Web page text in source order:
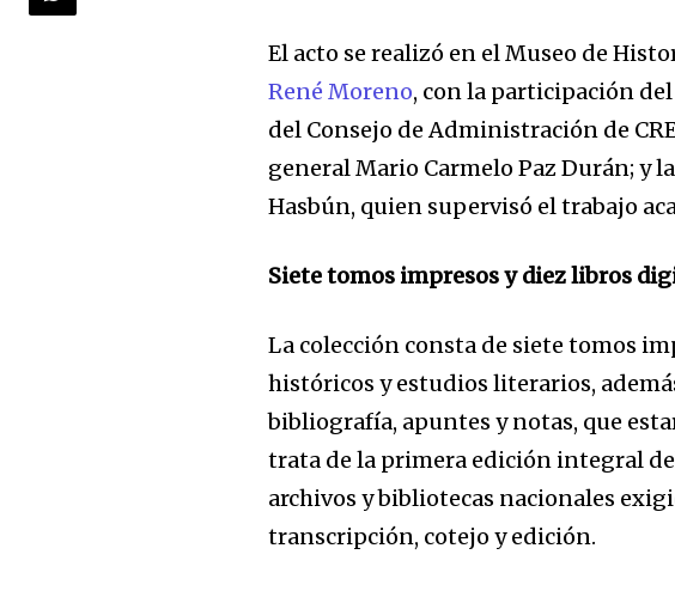
El acto se realizó en el Museo de
René Moreno, con la participación
del Consejo de Administración de
general Mario Carmelo Paz Durán; y
Hasbún, quien supervisó el trabajo
Siete tomos impresos y diez libros
La colección consta de siete tomos
históricos y estudios literarios,
bibliografía, apuntes y notas, que
trata de la primera edición integral
archivos y bibliotecas nacionales
transcripción, cotejo y edición.